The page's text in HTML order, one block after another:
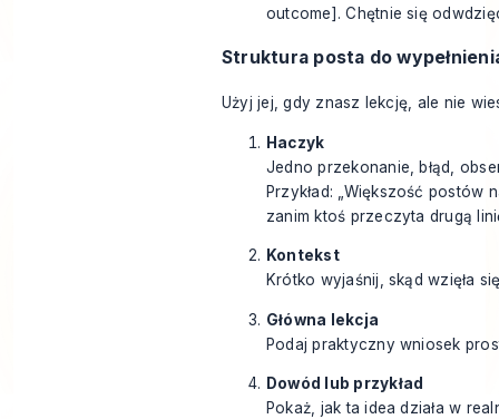
outcome]. Chętnie się
Struktura posta do
Użyj jej, gdy znasz lekcję, ale nie
Haczyk
Jedno przekonanie, błąd,
Przykład: „Większość postów
zanim ktoś przeczyta drugą
Kontekst
Krótko wyjaśnij, skąd wzięła
Główna lekcja
Podaj praktyczny wniosek
Dowód lub przykład
Pokaż, jak ta idea działa w